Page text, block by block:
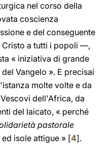
nel corso della
coscienza
e del conseguente
a tutti i popoli —,
« iniziativa di grande
Vangelo ». E precisai
molte volte e da
dell'Africa, da
del laicato, « perché
pastorale
isole attigue » [4].